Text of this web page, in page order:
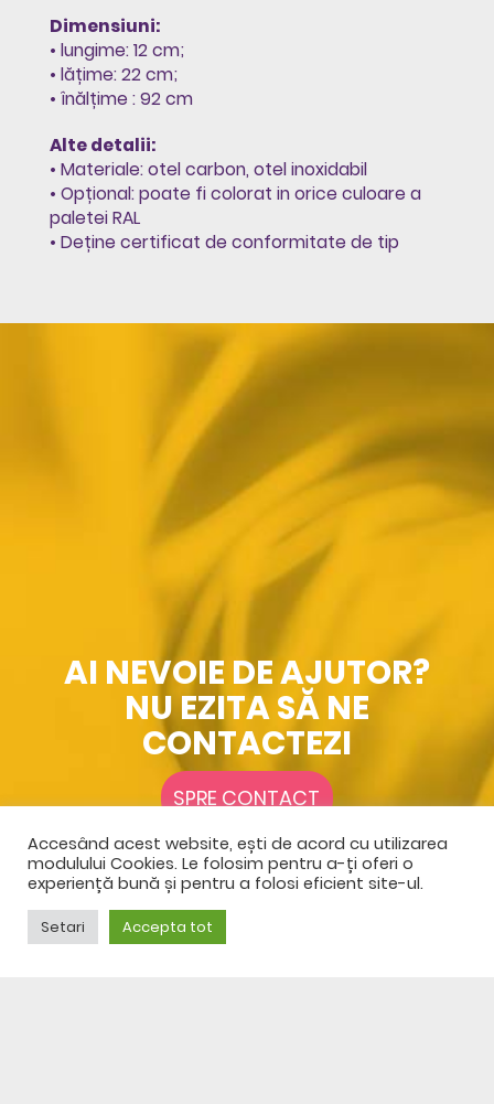
Dimensiuni:
• lungime: 12 cm;
• lățime: 22 cm;
• înălțime : 92 cm
Alte detalii:
• Materiale: otel carbon, otel inoxidabil
• Opțional: poate fi colorat in orice culoare a
paletei RAL
• Deține certificat de conformitate de tip
AI NEVOIE DE AJUTOR?
NU EZITA SĂ NE
CONTACTEZI
SPRE CONTACT
Accesând acest website, ești de acord cu utilizarea
modulului Cookies. Le folosim pentru a-ți oferi o
experiență bună și pentru a folosi eficient site-ul.
Setari Accepta tot